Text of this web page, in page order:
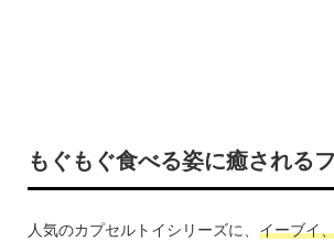
もぐもぐ食べる姿に癒される
人気のカプセルトイシリーズに、 イーブイ